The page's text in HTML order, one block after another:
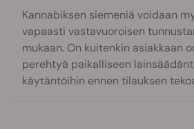
Kannabiksen siemeniä voidaan
vapaasti vastavuoroisen
mukaan. On kuitenkin asiakkaan
perehtyä paikalliseen
käytäntöihin ennen tilauksen